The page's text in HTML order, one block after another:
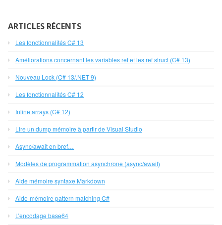
ARTICLES RÉCENTS
Les fonctionnalités C# 13
Améliorations concernant les variables ref et les ref struct (C# 13)
Nouveau Lock (C# 13/.NET 9)
Les fonctionnalités C# 12
Inline arrays (C# 12)
Lire un dump mémoire à partir de Visual Studio
Async/await en bref…
Modèles de programmation asynchrone (async/await)
Aide mémoire syntaxe Markdown
Aide-mémoire pattern matching C#
L’encodage base64